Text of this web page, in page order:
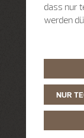
dass nur
werden
NUR